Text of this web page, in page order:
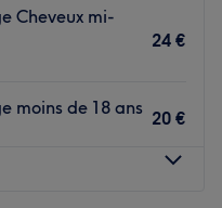
Cheveux mi-
24 €
moins de 18 ans
20 €